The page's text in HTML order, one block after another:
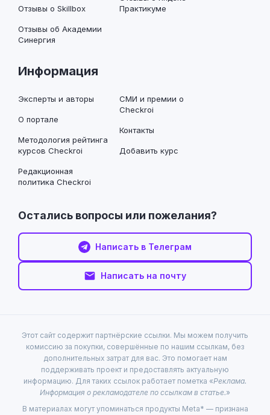
Отзывы о Skillbox
Отзывы об Академии
Синергия
Практикуме
Информация
Эксперты и авторы
О портале
Методология рейтинга
курсов Checkroi
Редакционная
политика Checkroi
СМИ и премии о
Checkroi
Контакты
Добавить курс
Остались вопросы или пожелания?
Написать в Телеграм
Написать на почту
Этот сайт содержит партнёрские ссылки. Мы можем получить
комиссию за покупки, совершённые по нашим ссылкам, без
дополнительных затрат для вас. Это помогает нам
поддерживать проект и предоставлять актуальную
информацию. Для таких ссылок работает пометка «Реклама.
Информация о рекламодателе по ссылкам в статье.»
В материалах могут упоминаться продукты Meta* — признана